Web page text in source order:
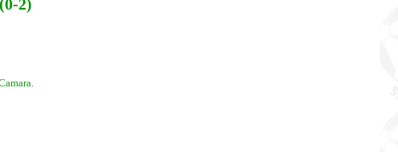
2)